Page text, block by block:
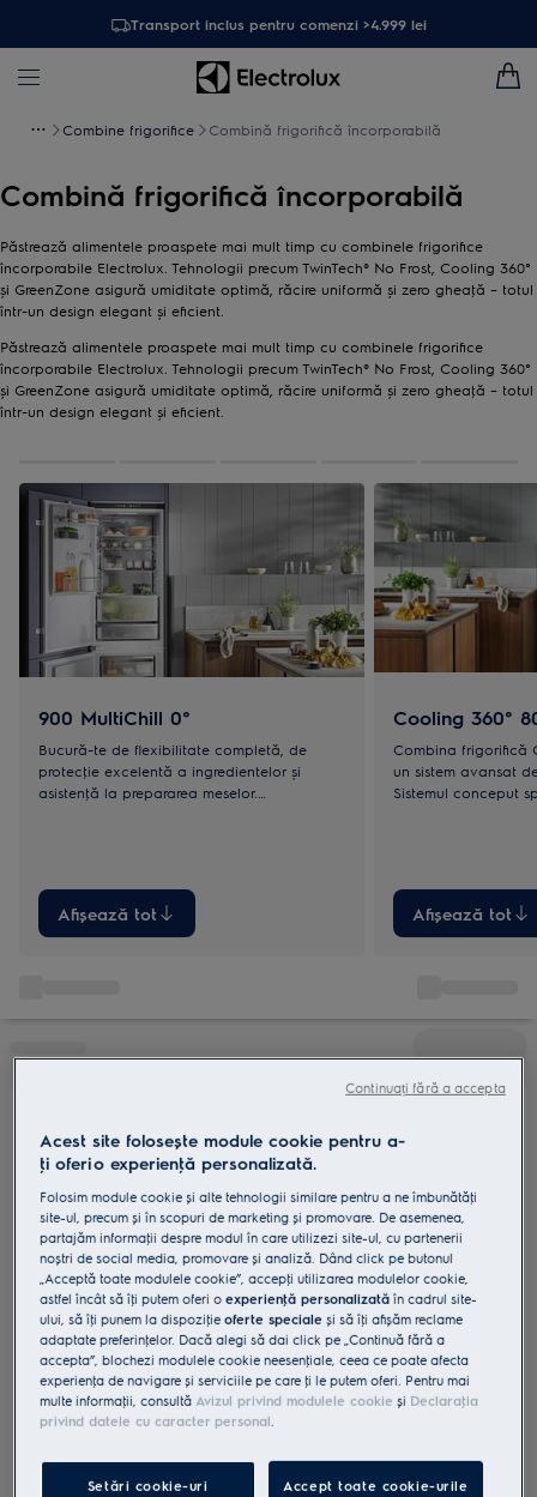
Transport inclus pentru comenzi >4.999 lei
Combine frigorifice Combină frigorifică încorporabilă
Combină frigorifică încorporabilă
Păstrează alimentele proaspete mai mult timp cu combinele frigorifice
încorporabile Electrolux. Tehnologii precum TwinTech® No Frost, Cooling 360°
şi GreenZone asigură umiditate optimă, răcire uniformă şi zero gheaţă – totul
într-un design elegant şi eficient.
Păstrează alimentele proaspete mai mult timp cu combinele frigorifice
încorporabile Electrolux. Tehnologii precum TwinTech® No Frost, Cooling 360°
şi GreenZone asigură umiditate optimă, răcire uniformă şi zero gheaţă – totul
într-un design elegant şi eficient.
900 MultiChill 0°
Bucură-te de flexibilitate completă, de
protecţie excelentă a ingredientelor și
asistenţă la prepararea meselor.
Afișează tot
Cooling 360°
Combina frigorifică
un sistem avansat
Sistemul conceput
Afișează tot
Acest site folosește module cookie pentru a-
ţi oferi o experienţă personalizată.
Folosim module cookie și alte tehnologii similare pentru a ne îmbunătăţi
site-ul, precum și în scopuri de marketing și promovare. De asemenea,
partajăm informaţii despre modul în care utilizezi site-ul, cu partenerii
noștri de social media, promovare și analiză. Dând click pe butonul
„Acceptă toate modulele cookie”, accepţi utilizarea modulelor cookie,
astfel încât să îţi putem oferi oexperienţă personalizată în cadrul site-
ului, să îţi punem la dispoziţieoferte speciale și să îţi afișăm reclame
adaptate preferinţelor. Dacă alegi să dai click pe „Continuă fără a
accepta”, blochezi modulele cookie neesenţiale, ceea ce poate afecta
experienţa de navigare și serviciile pe care ţi le putem oferi. Pentru mai
multe informaţii, consultăAvizul privind modulele cookie și Declaraţia
privind datele cu caracter personal.
Setări cookie-uri Accept toate cookie-urile
Continuați fără a accepta